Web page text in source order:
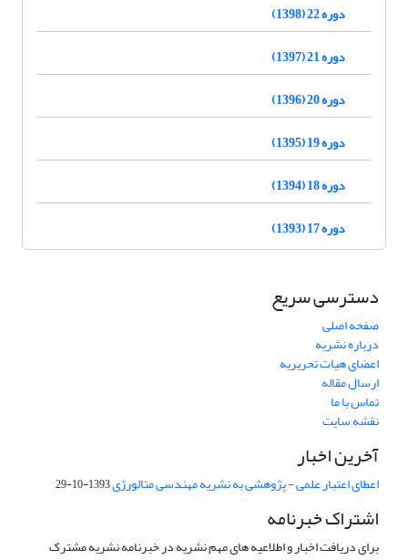
دوره 22 (1398)
دوره 21 (1397)
دوره 20 (1396)
دوره 19 (1395)
دوره 18 (1394)
دوره 17 (1393)
دسترسی سریع
صفحه اصلی
درباره نشریه
اعضای هیات تحریریه
ارسال مقاله
تماس با ما
نقشه سایت
آخرین اخبار
اعطای اعتبار علمی - پژوهشی به نشریه مهندسی متالورژی1393-10-29
اشتراک خبرنامه
برای دریافت اخبار و اطلاعیه های مهم نشریه در خبرنامه نشریه مشترک